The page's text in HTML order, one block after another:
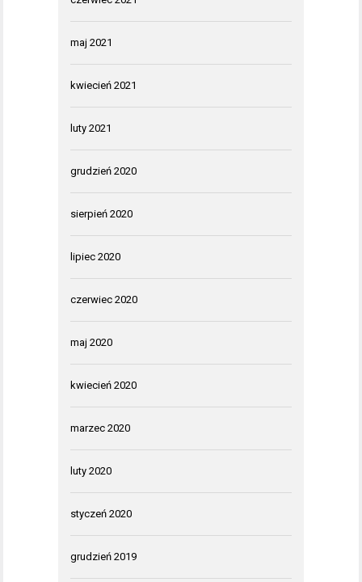
maj 2021
kwiecień 2021
luty 2021
grudzień 2020
sierpień 2020
lipiec 2020
czerwiec 2020
maj 2020
kwiecień 2020
marzec 2020
luty 2020
styczeń 2020
grudzień 2019